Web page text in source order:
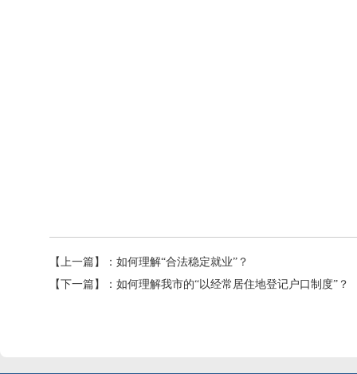
【上一篇】： 如何理解“合法稳定就业”？
【下一篇】： 如何理解我市的“以经常居住地登记户口制度”？